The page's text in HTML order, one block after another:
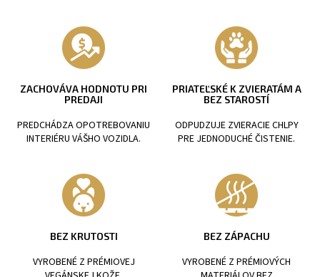
ZACHOVÁVA HODNOTU PRI
PREDAJI
PREDCHÁDZA OPOTREBOVANIU
INTERIÉRU VÁŠHO VOZIDLA.
PRIATEĽSKÉ K ZVIERATÁM A
BEZ STAROSTÍ
ODPUDZUJE ZVIERACIE CHLPY
PRE JEDNODUCHÉ ČISTENIE.
BEZ KRUTOSTI
VYROBENÉ Z PRÉMIOVEJ
BEZ ZÁPACHU
VYROBENÉ Z PRÉMIOVÝCH